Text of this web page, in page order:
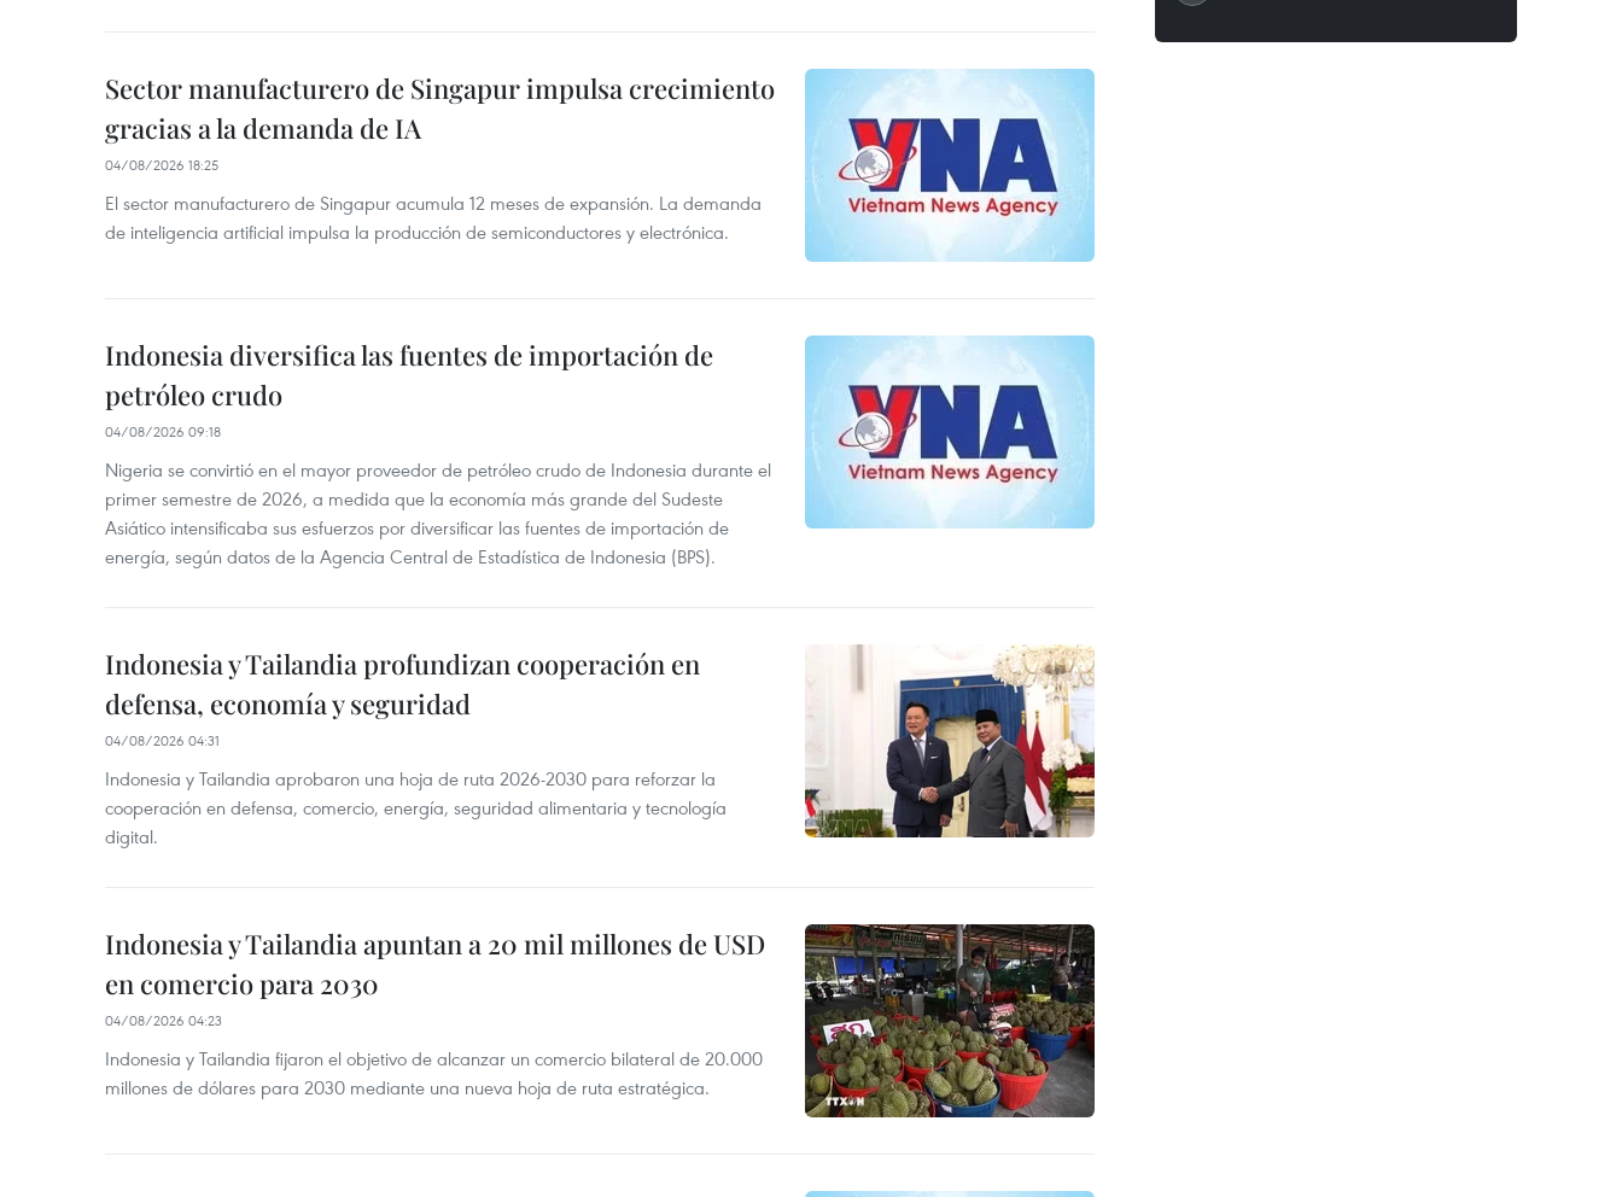
Sector manufacturero de Singapur impulsa crecimiento
gracias a la demanda de IA
04/08/2026 18:25
El sector manufacturero de Singapur acumula 12 meses de expansión. La demanda
de inteligencia artificial impulsa la producción de semiconductores y electrónica.
Indonesia diversifica las fuentes de importación de
petróleo crudo
04/08/2026 09:18
Nigeria se convirtió en el mayor proveedor de petróleo crudo de Indonesia durante el
primer semestre de 2026, a medida que la economía más grande del Sudeste
Asiático intensificaba sus esfuerzos por diversificar las fuentes de importación de
energía, según datos de la Agencia Central de Estadística de Indonesia (BPS).
Indonesia y Tailandia profundizan cooperación en
defensa, economía y seguridad
04/08/2026 04:31
Indonesia y Tailandia aprobaron una hoja de ruta 2026-2030 para reforzar la
cooperación en defensa, comercio, energía, seguridad alimentaria y tecnología
digital.
Indonesia y Tailandia apuntan a 20 mil millones de USD
en comercio para 2030
04/08/2026 04:23
Indonesia y Tailandia fijaron el objetivo de alcanzar un comercio bilateral de 20.000
millones de dólares para 2030 mediante una nueva hoja de ruta estratégica.